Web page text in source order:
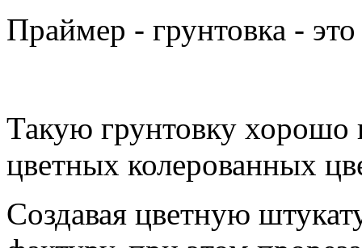
Праймер - грунтовка -
Такую грунтовку хорошо
цветных колерованных
Создавая цветную